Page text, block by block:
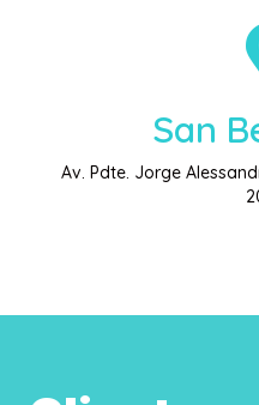
San
Av. Pdte. Jorge